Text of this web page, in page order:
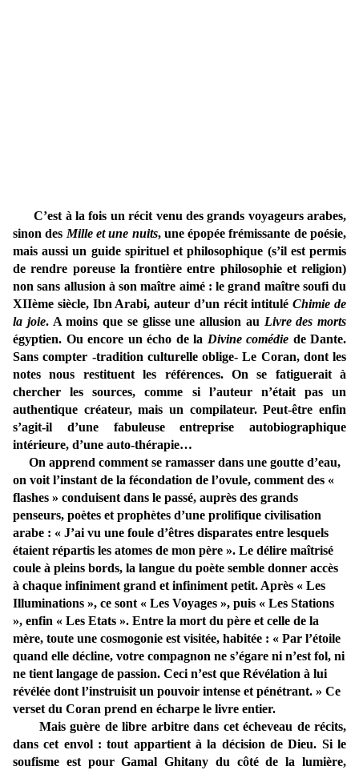
C’est à la fois un récit venu des grands voyageurs arabes,
sinon des Mille et une nuits, une épopée frémissante de poésie,
mais aussi un guide spirituel et philosophique (s’il est permis
de rendre poreuse la frontière entre philosophie et religion)
non sans allusion à son maître aimé : le grand maître soufi du
XIIème siècle, Ibn Arabi, auteur d’un récit intituléChimie de
la joie. A moins que se glisse une allusion au Livre des morts
égyptien. Ou encore un écho de la Divine comédie de Dante.
Sans compter -tradition culturelle oblige- Le Coran, dont les
notes nous restituent les références. On se fatiguerait à
chercher les sources, comme si l’auteur n’était pas un
authentique créateur, mais un compilateur. Peut-être enfin
s’agit-il d’une fabuleuse entreprise autobiographique
intérieure, d’une auto-thérapie…
On apprend comment se ramasser dans une goutte d’eau,
on voit l’instant de la fécondation de l’ovule, comment des «
flashes » conduisent dans le passé, auprès des grands
penseurs, poètes et prophètes d’une prolifique civilisation
arabe : « J’ai vu une foule d’êtres disparates entre lesquels
étaient répartis les atomes de mon père ». Le délire maîtrisé
coule à pleins bords, la langue du poète semble donner accès
à chaque infiniment grand et infiniment petit. Après « Les
Illuminations », ce sont « Les Voyages », puis « Les Stations
», enfin « Les Etats ». Entre la mort du père et celle de la
mère, toute une cosmogonie est visitée, habitée : « Par l’étoile
quand elle décline, votre compagnon ne s’égare ni n’est fol, ni
ne tient langage de passion. Ceci n’est que Révélation à lui
révélée dont l’instruisit un pouvoir intense et pénétrant. » Ce
verset du Coran prend en écharpe le livre entier.
Mais guère de libre arbitre dans cet écheveau de récits,
dans cet envol : tout appartient à la décision de Dieu. Si le
soufisme est pour Gamal Ghitany du côté de la lumière,